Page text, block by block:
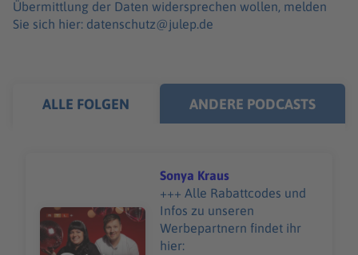
Übermittlung der Daten widersprechen wollen, melden
Sie sich hier: datenschutz@julep.de
ALLE FOLGEN ANDERE PODCASTS
Audiotitel - Sonya Kraus
Sonya Kraus
+++ Alle Rabattcodes und
Infos zu unseren
Werbepartnern findet ihr
hier: